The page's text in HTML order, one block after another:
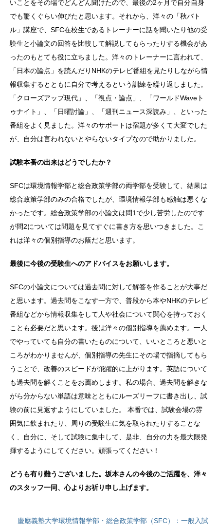
いことをその場でどんどん聞けたので、最後の2ヶ月で自分自身
でも驚くぐらい伸びたと思います。それから、洋々の「秋バト
ル」講座で、SFC在校生であるトレーナーに話を聞いたり他の受
験生と小論文の回答を比較して解説してもらったりする機会があ
ったのもとても役に立ちました。洋々のトレーナーに言われて、
「日本の論点」を読んだりNHKのテレビ番組を見たりしながら情
報収集するとともに自分で考えるという訓練を繰り返しました。
「クローズアップ現代」、「視点・論点」、「ワールドWaveト
ゥナイト」、「日曜討論」、「週刊ニュース深読み」、といった
番組をよく見ました。洋々のサポートは宿題が多くて大変でした
が、自分は言われないとやらないタイプなので助かりました。
試験本番の出来はどうでしたか？
SFCは環境情報学部と総合政策学部の両学部を受験して、結果は
総合政策学部のみの合格でしたが、環境情報学部も感触は悪くな
かったです。総合政策学部の小論文は問1で少し苦労したのです
が問2については問題を見てすぐに書き方を思いつきました。こ
れは洋々の個別指導のお蔭だと思います。
最後に今後の受験生へのアドバイスをお願いします。
SFCの小論文については過去問に対して解答を作ることが大事だ
と思います。過去問をこなす一方で、普段から本やNHKのテレビ
番組などから情報収集をして人や社会について関心を持っておく
ことも必要だと思います。後は洋々の個別指導を薦めます。一人
でやっていても自分の書いたものについて、いいところと悪いと
ころがわかりませんが、個別指導の先生にその場で指摘してもら
うことで、改善のスピードが飛躍的に上がります。英語について
も過去問を解くことをお薦めします。私の場合、過去問を解きな
がら分からない単語は意味とともにルーズリーフに書き出し、試
験の前に見返すようにしていました。 本番では、試験会場の雰
囲気に飲まれたり、周りの受験生に気を取られたりすることな
く、自分に、そして試験に集中して、是非、自分の力を最大限発
揮するようにしてください。頑張ってください！
どうも有り難うございました。坂本さんの今後のご活躍を、洋々
のスタッフ一同、心よりお祈り申し上げます。
慶應義塾大学環境情報学部・総合政策学部（SFC）：一般入試